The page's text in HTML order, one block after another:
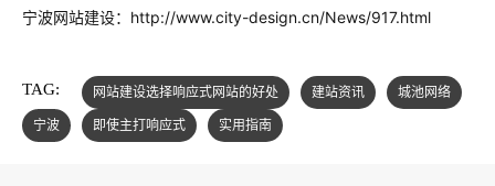
宁波网站建设：http://www.city-design.cn/News/917.html
TAG: 网站建设选择响应式网站的好处 建站资讯
城池网络
宁波
即使主打响应式 实用指南